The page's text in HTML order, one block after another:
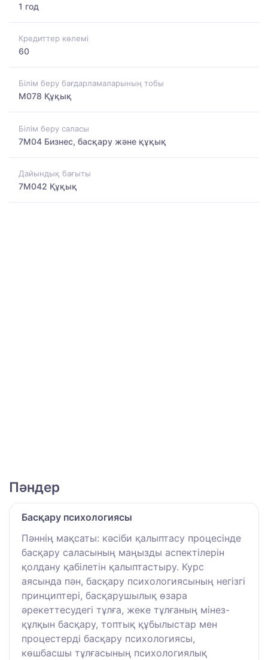
1 год
Кредиттер көлемі
60
Білім беру бағдарламаларының тобы
M078 Құқық
Білім беру саласы
7M04 Бизнес, басқару және құқық
Дайындық бағыты
7M042 Құқық
Пәндер
Басқару психологиясы
Пәннің мақсаты: кәсіби қалыптасу процесінде
басқару саласының маңызды аспектілерін
қолдану қабілетін қалыптастыру. Курс
аясында пән, басқару психологиясының негізгі
принциптері, басқарушылық өзара
әрекеттесудегі тұлға, жеке тұлғаның мінез-
құлқын басқару, топтық құбылыстар мен
процестерді басқару психологиясы,
көшбасшы тұлғасының психологиялық